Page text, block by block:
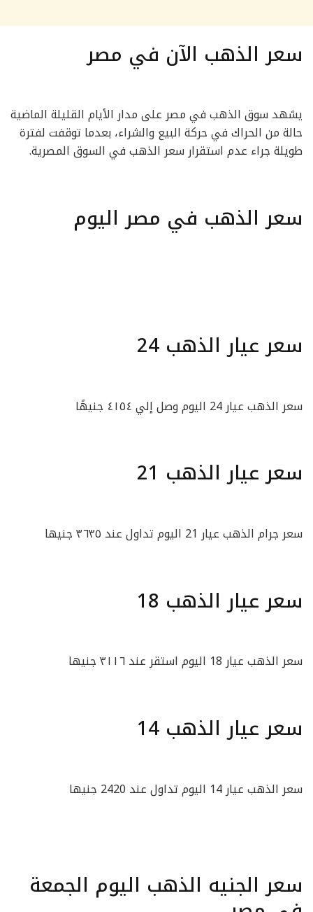
سعر الذهب الآن في مصر
يشهد سوق الذهب في مصر على مدار الأيام القليلة الماضية
حالة من الحراك في حركة البيع والشراء، بعدما توقفت لفترة
طويلة جراء عدم استقرار سعر الذهب في السوق المصرية.
سعر الذهب في مصر اليوم
سعر عيار الذهب 24
سعر الذهب عيار 24 اليوم وصل إلي ٤١٥٤ جنيهًا
سعر عيار الذهب 21
سعر جرام الذهب عيار 21 اليوم تداول عند ٣٦٣٥ جنيها
سعر عيار الذهب 18
سعر الذهب عيار 18 اليوم استقر عند ٣١١٦ جنيها
سعر عيار الذهب 14
سعر الذهب عيار 14 اليوم تداول عند 2420 جنيها
سعر الجنيه الذهب اليوم الجمعة